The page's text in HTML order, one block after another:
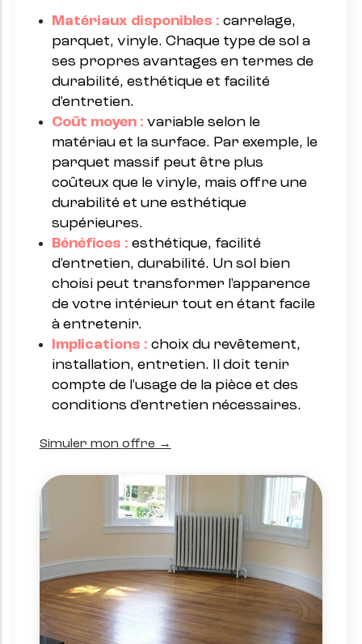
Matériaux disponibles : carrelage,
parquet, vinyle. Chaque type de sol a
ses propres avantages en termes de
durabilité, esthétique et facilité
d'entretien.
Coût moyen : variable selon le
matériau et la surface. Par exemple, le
parquet massif peut être plus
coûteux que le vinyle, mais offre une
durabilité et une esthétique
supérieures.
Bénéfices : esthétique, facilité
d'entretien, durabilité. Un sol bien
choisi peut transformer l'apparence
de votre intérieur tout en étant facile
à entretenir.
Implications : choix du revêtement,
installation, entretien. Il doit tenir
compte de l'usage de la pièce et des
conditions d'entretien nécessaires.
Simuler mon offre →